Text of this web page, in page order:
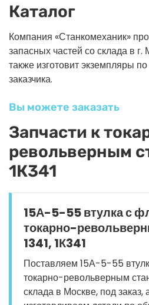
Каталог
Компания «Станкомеханик»
запасных частей со склада в г.
также изготовит экземпляры
заказчика.
Вы можете заказать
Запчасти к
револьверным
1К341
15А-5-55 втулка с
токарно-
1341, 1К341
Поставляем 15А-5-55
токарно-револьверным
склада в Москве, под заказ,